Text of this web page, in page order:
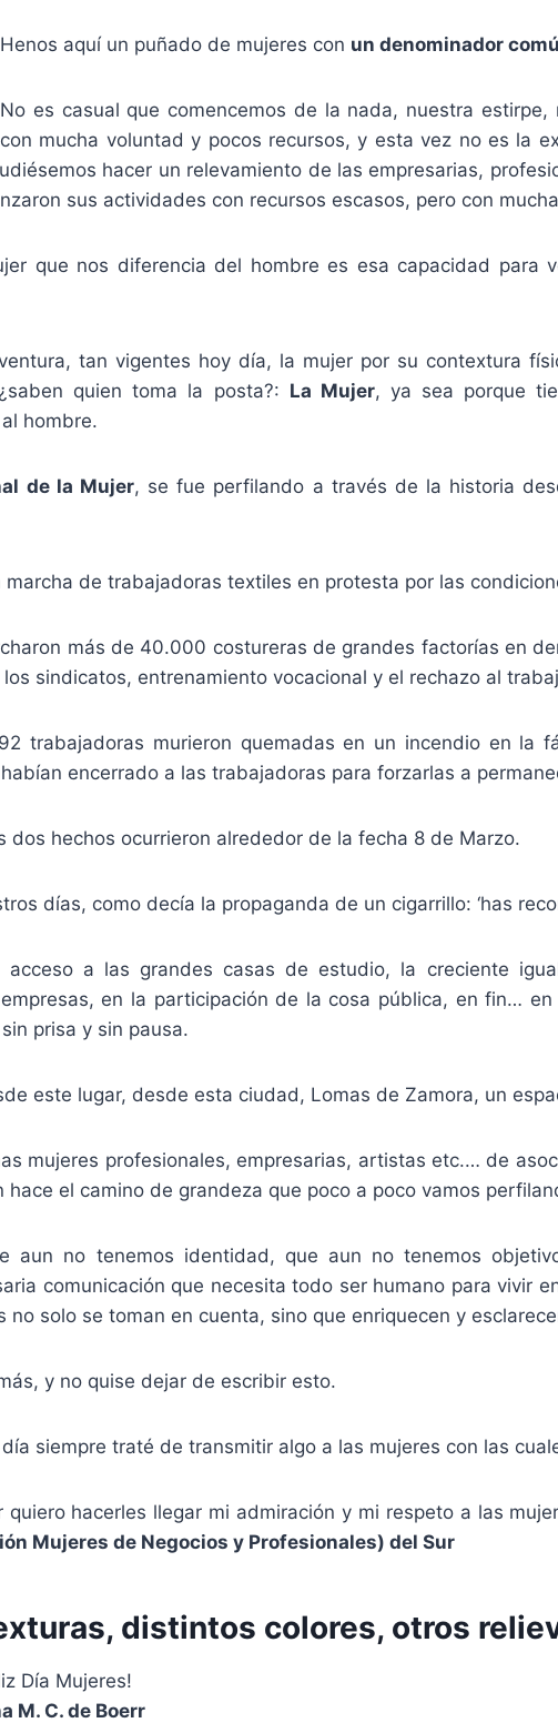
Henos aquí un puñado de mujeres con un denominador
No es casual que comencemos de la nada, nuestra
con mucha voluntad y pocos recursos, y esta vez no es la
hacer un relevamiento de las empresarias,
sus actividades con recursos escasos, pero con
que nos diferencia del hombre es esa capacidad para
tan vigentes hoy día, la mujer por su contextura
quien toma la posta?: La Mujer, ya sea porque
hombre.
de la Mujer, se fue perfilando a través de la historia
marcha de trabajadoras textiles en protesta por las
más de 40.000 costureras de grandes factorías en
sindicatos, entrenamiento vocacional y el rechazo al
trabajadoras murieron quemadas en un incendio en la
encerrado a las trabajadoras para forzarlas a
dos hechos ocurrieron alrededor de la fecha 8 de Marzo.
días, como decía la propaganda de un cigarrillo: ‘has
acceso a las grandes casas de estudio, la creciente
en la participación de la cosa pública, en fin…
prisa y sin pausa.
este lugar, desde esta ciudad, Lomas de Zamora, un
mujeres profesionales, empresarias, artistas etc.… de
hace el camino de grandeza que poco a poco vamos
aun no tenemos identidad, que aun no tenemos
comunicación que necesita todo ser humano para vivir
no solo se toman en cuenta, sino que enriquecen y
y no quise dejar de escribir esto.
siempre traté de transmitir algo a las mujeres con las
quiero hacerles llegar mi admiración y mi respeto a las
Mujeres de Negocios y Profesionales) del Sur
distintos colores, otros
Día Mujeres!
M. C. de Boerr